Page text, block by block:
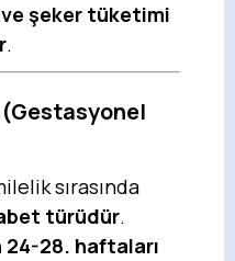
şeker tüketimi
.
sırasında
türüdür.
28. haftaları